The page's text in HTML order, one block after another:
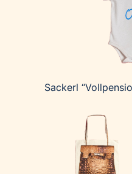
Sackerl